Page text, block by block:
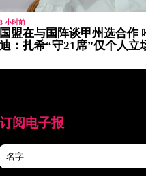
3 小时前
国盟在与国阵谈甲州选合作
迪：扎希“守21席”仅个人立
订阅电子报